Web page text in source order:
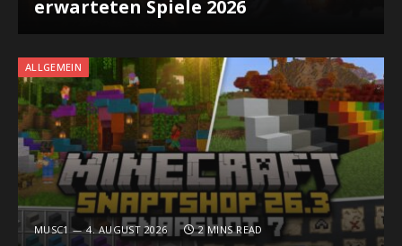
erwarteten Spiele 2026
ALLGEMEIN
MUSC1 4. AUGUST 2026 2 MINS READ